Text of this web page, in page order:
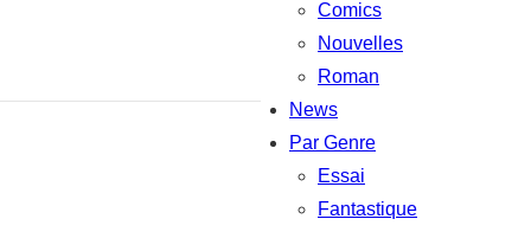
Comics
Nouvelles
Roman
News
Par Genre
Essai
Fantastique